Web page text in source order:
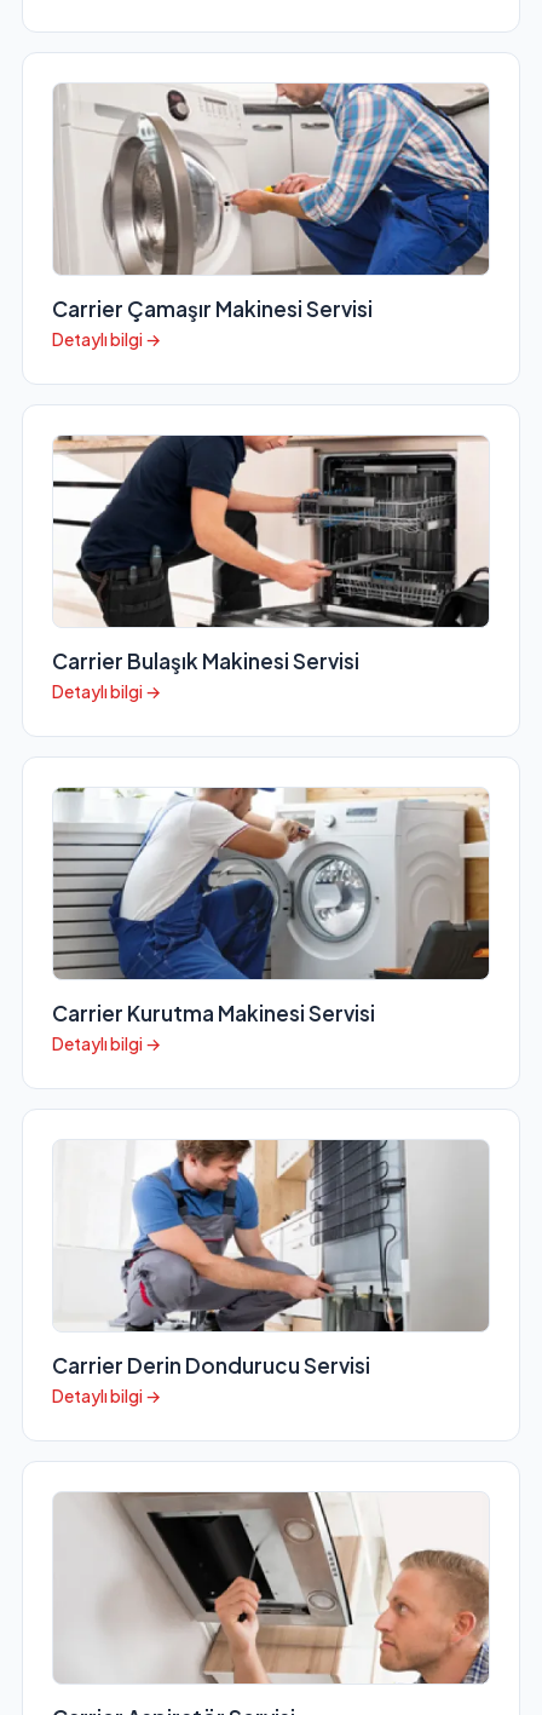
Carrier Çamaşır Makinesi Servisi
Detaylı bilgi →
Carrier Bulaşık Makinesi Servisi
Detaylı bilgi →
Carrier Kurutma Makinesi Servisi
Detaylı bilgi →
Carrier Derin Dondurucu Servisi
Detaylı bilgi →